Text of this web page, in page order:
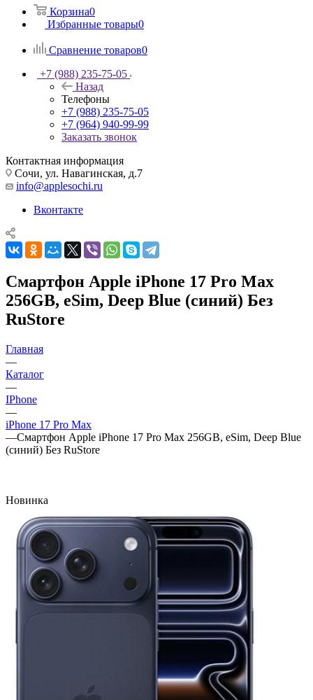
Корзина0
Избранные товары0
Сравнение товаров0
+7 (988) 235-75-05
Назад
Телефоны
+7 (988) 235-75-05
+7 (964) 940-99-99
Заказать звонок
Контактная информация
Сочи, ул. Навагинская, д.7
info@applesochi.ru
Вконтакте
Смартфон Apple iPhone 17 Pro Max
256GB, eSim, Deep Blue (синий) Без
RuStore
Главная
—
Каталог
—
IPhone
—
iPhone 17 Pro Max
—Смартфон Apple iPhone 17 Pro Max 256GB, eSim, Deep Blue
(синий) Без RuStore
Новинка